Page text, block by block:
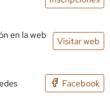
en la web
Visitar web
Facebook